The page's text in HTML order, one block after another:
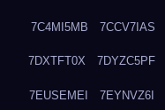
7C4MI5MB 7CCV7IAS
7DXTFT0X 7DYZC5PF
7EUSEMEI 7EYNVZ6I